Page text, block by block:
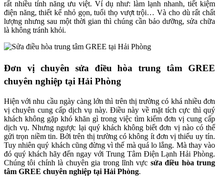
rất nhiều tính năng ưu việt. Ví dụ như: làm lạnh nhanh, tiết kiệm
điện năng, thiết kế nhỏ gọn, tuổi thọ vượt trội… Và cho dù rất chất
lượng nhưng sau một thời gian thì chúng cần bảo dưỡng, sửa chữa
là không tránh khỏi.
Đơn vị chuyên sửa điều hòa trung tâm GREE
chuyên nghiệp tại Hải Phòng
Hiện với nhu cầu ngày càng lớn thì trên thị trường có khá nhiều đơn
vị chuyên cung cấp dịch vụ này. Điều này về mặt tích cực thì quý
khách không gặp khó khăn gì trong việc tìm kiếm đơn vị cung cấp
dịch vụ. Nhưng ngược lại quý khách không biết đơn vị nào có thể
gửi trọn niềm tin. Bởi trên thị trường có không ít đơn vị thiếu uy tín.
Tuy nhiên quý khách cũng đừng vì thế mà quá lo lắng. Mà thay vào
đó quý khách hãy đến ngay với Trung Tâm Điện Lạnh Hải Phòng.
Chúng tôi chính là chuyên gia trong lĩnh vực sửa điều hòa trung
tâm GREE chuyên nghiệp tại Hải Phòng.